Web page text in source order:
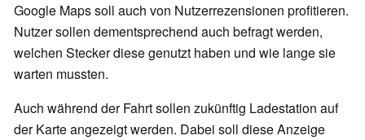
Google Maps soll auch von Nutzerrezensionen profitieren.
Nutzer sollen dementsprechend auch befragt werden,
welchen Stecker diese genutzt haben und wie lange sie
warten mussten.
Auch während der Fahrt sollen zukünftig Ladestation auf
der Karte angezeigt werden. Dabei soll diese Anzeige